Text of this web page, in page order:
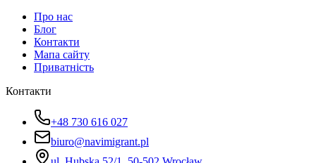
Про нас
Блог
Контакти
Мапа сайту
Приватність
Контакти
+48 730 616 027
biuro@navimigrant.pl